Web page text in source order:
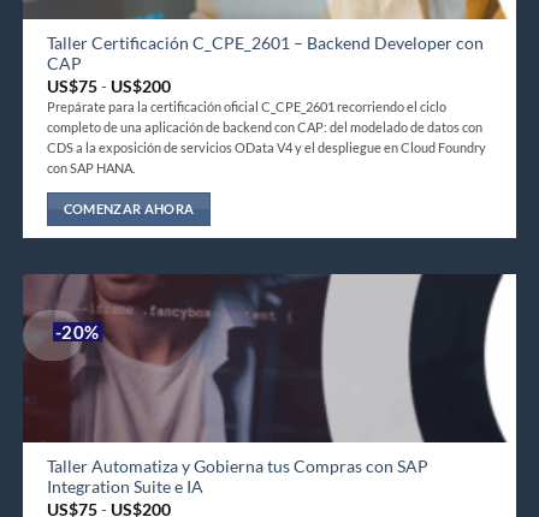
pueden
elegir
en
la
página
de
producto
Taller Certificación C_CPE_2601 – Backend Developer con
CAP
US$75 - US$200Rango
de
precios:
desde
US$75
Prepárate para la certificación oficial C_CPE_2601 recorriendo el ciclo
completo de una aplicación de backend con CAP: del modelado de datos con
CDS a la exposición de servicios OData V4 y el despliegue en Cloud Foundry
con SAP HANA.
COMENZAR AHORA
Este
tiene
múltiples
variantes.
Las
opciones
pueden
elegir
en
-20%
Taller Automatiza y Gobierna tus Compras con SAP
Integration Suite e IA
US$75 - US$200Rango